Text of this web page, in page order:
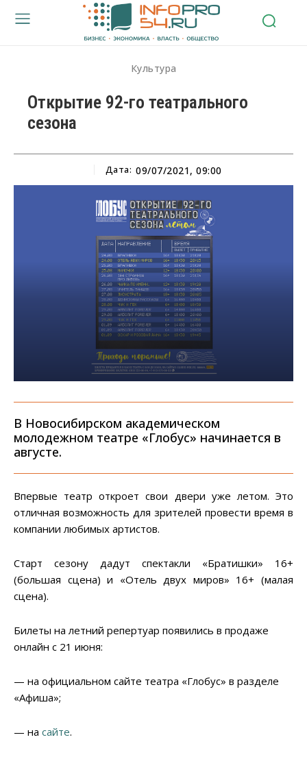
Культура
Открытие 92-го театрального
сезона
Дата: 09/07/2021, 09:00
В Новосибирском академическом
молодежном театре «Глобус» начинается в
августе.
Впервые театр откроет свои двери уже летом. Это
отличная возможность для зрителей провести время в
компании любимых артистов.
Старт сезону дадут спектакли «Братишки» 16+
(большая сцена) и «Отель двух миров» 16+ (малая
сцена).
Билеты на летний репертуар появились в продаже
онлайн с 21 июня:
— на официальном сайте театра «Глобус» в разделе
«Афиша»;
— на сайте.